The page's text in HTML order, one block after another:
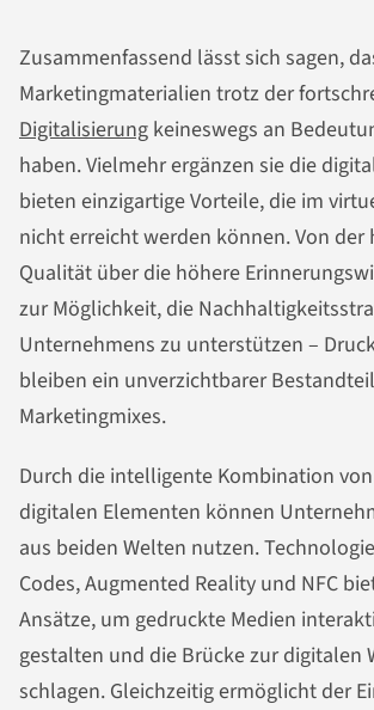
Zusammenfassend lässt sich sagen,
Marketingmaterialien trotz der
Digitalisierung keineswegs an
haben. Vielmehr ergänzen sie die
bieten einzigartige Vorteile, die im
nicht erreicht werden können. Von der
Qualität über die höhere
zur Möglichkeit, die
Unternehmens zu unterstützen –
bleiben ein unverzichtbarer
Marketingmixes.
Durch die intelligente Kombination
digitalen Elementen können
aus beiden Welten nutzen.
Codes, Augmented Reality und NFC
Ansätze, um gedruckte Medien
gestalten und die Brücke zur digitalen
schlagen. Gleichzeitig ermöglicht der